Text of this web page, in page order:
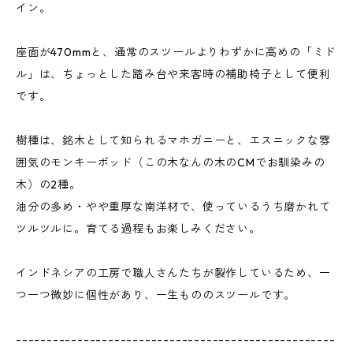
イン。
座面が470mmと、通常のスツールよりわずかに高めの「ミド
ル」は、ちょっとした踏み台や来客時の補助椅子として便利
です。
樹種は、銘木として知られるマホガニーと、エスニックな雰
囲気のモンキーポッド（この木なんの木のCMでお馴染みの
木）の2種。
油分の多め・やや重厚な南洋材で、使っているうち磨かれて
ツルツルに。育てる過程もお楽しみください。
インドネシアの工房で職人さんたちが製作しているため、一
つ一つ微妙に個性があり、一生もののスツールです。
----------------------------------------------------